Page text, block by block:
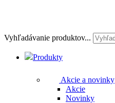
Vyhľadávanie produktov...
Produkty
Akcie a novinky
Akcie
Novinky